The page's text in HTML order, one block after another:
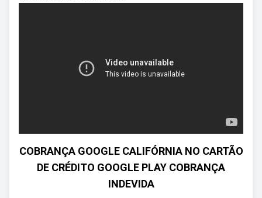
COBRANÇA GOOGLE CALIFÓRNIA NO CARTÃO
DE CRÉDITO GOOGLE PLAY COBRANÇA
INDEVIDA